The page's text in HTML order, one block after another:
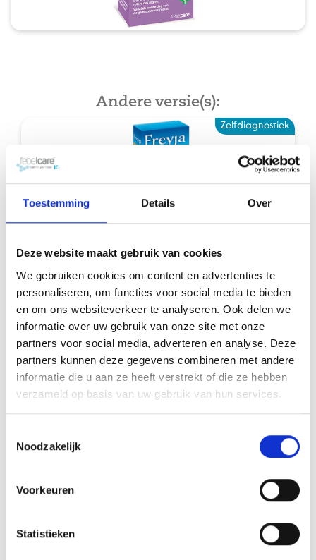
Toestemming Details Over
Deze website maakt gebruik van cookies
We gebruiken cookies om content en advertenties te
personaliseren, om functies voor social media te bieden
en om ons websiteverkeer te analyseren. Ook delen we
informatie over uw gebruik van onze site met onze
partners voor social media, adverteren en analyse. Deze
partners kunnen deze gegevens combineren met andere
informatie die u aan ze heeft verstrekt of die ze hebben
verzameld op basis van uw gebruik van hun services.
Noodzakelijk
Voorkeuren
Statistieken
Andere versie(s):
Zelfdiagnostiek
Freyja Super Early
Vroegtijdige zwangerschapstest
Freyja is een beknopt maar compleet gamma
van zwangerschapstesten: hygiënisch, snel en
makkelijk in gebruik....
Meer info
Misschien vind je dit ook leuk
Bestrijden